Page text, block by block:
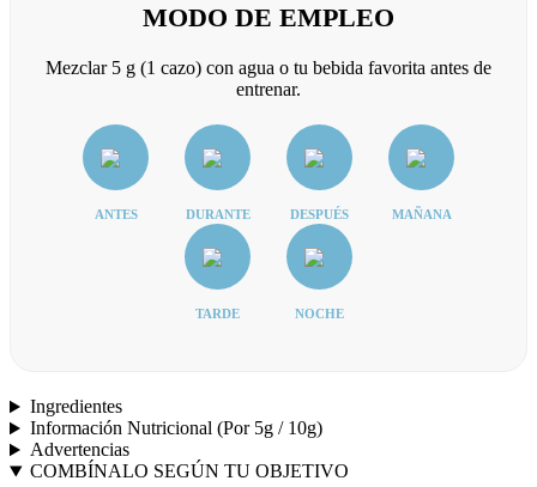
MODO DE EMPLEO
Mezclar 5 g (1 cazo) con agua o tu bebida favorita antes de
entrenar.
ANTES DURANTE DESPUÉS MAÑANA
TARDE NOCHE
Ingredientes
Información Nutricional (Por 5g / 10g)
Advertencias
COMBÍNALO SEGÚN TU OBJETIVO